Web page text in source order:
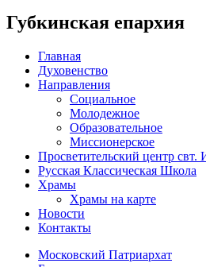
Губкинская епархия
Главная
Духовенство
Направления
Социальное
Молодежное
Образовательное
Миссионерское
Просветительский центр свт.
Русская Классическая Школа
Храмы
Храмы на карте
Новости
Контакты
Московский Патриархат